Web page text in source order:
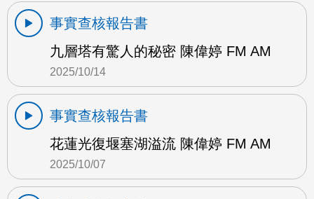
事實查核報告書
九層塔有驚人的秘密 陳偉婷 FM AM
2025/10/14
事實查核報告書
花蓮光復堰塞湖溢流 陳偉婷 FM AM
2025/10/07